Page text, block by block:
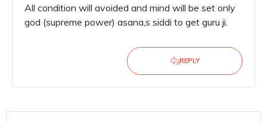
All condition will avoided and mind will be set only
god (supreme power) asana,s siddi to get guru ji.
REPLY